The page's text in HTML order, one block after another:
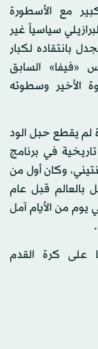
مع الأسطورة
سياسياً غير
بانتقاده لكبار
«فيفا» السابق
الأخير وسطوته
لم يقطع حبل الود
في برنامج
وكان أول من
بالعالم قبل عام
من الأيام آمل
على كرة القدم